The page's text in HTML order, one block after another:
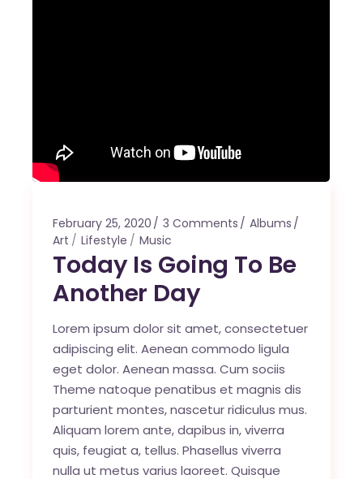
February 25, 2020 3 Comments
Albums
Art
Lifestyle Music
Today Is Going To Be
Another Day
Lorem ipsum dolor sit amet, consectetuer
adipiscing elit. Aenean commodo ligula
eget dolor. Aenean massa. Cum sociis
Theme natoque penatibus et magnis dis
parturient montes, nascetur ridiculus mus.
Aliquam lorem ante, dapibus in, viverra
quis, feugiat a, tellus. Phasellus viverra
nulla ut metus varius laoreet. Quisque